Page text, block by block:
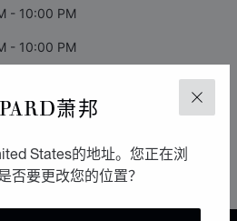
关闭
萧邦
States的地址。您正在浏
否要更改您的位置？
- 10:00 PM
- 10:00 PM
- 10:00 PM
- 10:00 PM